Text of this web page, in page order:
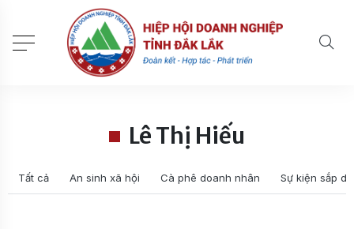
Lê Thị Hiếu
Tất cả An sinh xã hội Cà phê doanh nhân Sự kiện sắp